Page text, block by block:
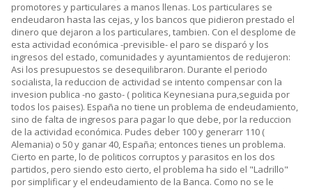
promotores y particulares a manos llenas. Los particulares se
endeudaron hasta las cejas, y los bancos que pidieron prestado el
dinero que dejaron a los particulares, tambien. Con el desplome de
esta actividad económica -previsible- el paro se disparó y los
ingresos del estado, comunidades y ayuntamientos de redujeron:
Asi los presupuestos se desequilibraron. Durante el periodo
socialista, la reduccion de actividad se intento compensar con la
invesion publica -no gasto- ( politica Keynesiana pura,seguida por
todos los paises). España no tiene un problema de endeudamiento,
sino de falta de ingresos para pagar lo que debe, por la reduccion
de la actividad económica. Pudes deber 100 y generarr 110 (
Alemania) o 50 y ganar 40, España; entonces tienes un problema.
Cierto en parte, lo de politicos corruptos y parasitos en los dos
partidos, pero siendo esto cierto, el problema ha sido el "Ladrillo"
por simplificar y el endeudamiento de la Banca. Como no se le